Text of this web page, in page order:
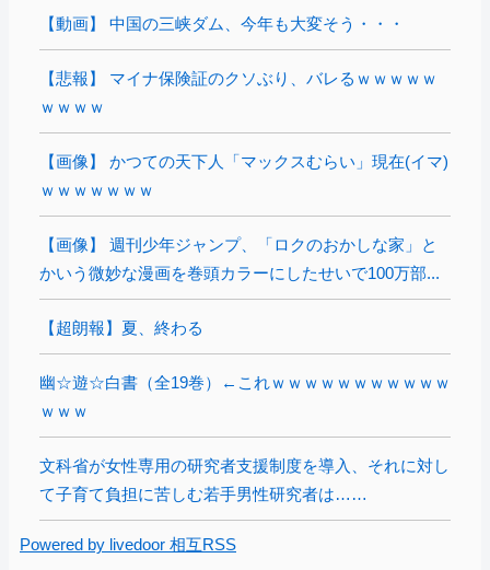
【動画】 中国の三峡ダム、今年も大変そう・・・
【悲報】 マイナ保険証のクソぶり、バレるｗｗｗｗｗ
ｗｗｗｗ
【画像】 かつての天下人「マックスむらい」現在(イマ)
ｗｗｗｗｗｗｗ
【画像】 週刊少年ジャンプ、「ロクのおかしな家」と
かいう微妙な漫画を巻頭カラーにしたせいで100万部...
【超朗報】夏、終わる
幽☆遊☆白書（全19巻）←これｗｗｗｗｗｗｗｗｗｗｗ
ｗｗｗ
文科省が女性専用の研究者支援制度を導入、それに対し
て子育て負担に苦しむ若手男性研究者は……
Powered by livedoor 相互RSS